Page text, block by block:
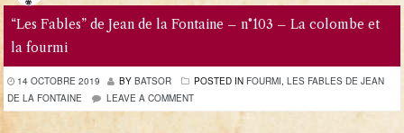
“Les Fables” de Jean de la Fontaine – n°103 – La colombe et
la fourmi
14 OCTOBRE 2019 BY BATSOR POSTED IN FOURMI LES FABLES DE JEAN
DE LA FONTAINE
LEAVE A COMMENT